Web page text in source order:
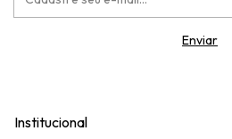
Institucional